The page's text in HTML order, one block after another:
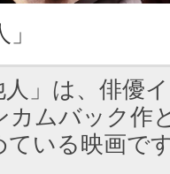
」は、俳優
カムバック作
ている映画で